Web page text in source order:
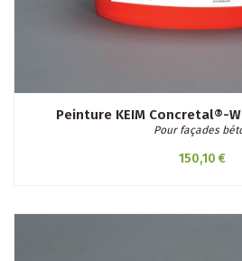
Peinture KEIM Concretal®-
Pour façades
150,10 €